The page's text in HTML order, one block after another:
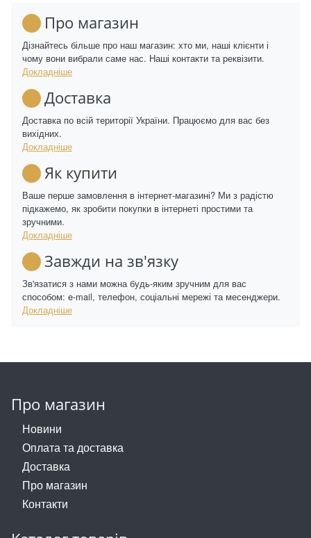
Про магазин
Дізнайтесь більше про наш магазин: хто ми, наші клієнти і
чому вони вибрали саме нас. Наші контакти та реквізити.
Докладніше
Доставка
Доставка по всій території України. Працюємо для вас без
вихідних.
Докладніше
Як купити
Ваше перше замовлення в інтернет-магазині? Ми з радістю
підкажемо, як зробити покупки в інтернеті простими та
зручними.
Докладніше
Завжди на зв'язку
Зв'язатися з нами можна будь-яким зручним для вас
способом: e-mail, телефон, соціальні мережі та месенджери.
Докладніше
Про магазин
Новини
Оплата та доставка
Доставка
Про магазин
Контакти